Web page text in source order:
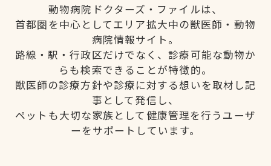
動物病院ドクターズ・ファイルは、
首都圏を中心としてエリア拡大中の獣医師・動物
病院情報サイト。
路線・駅・行政区だけでなく、診療可能な動物か
らも検索できることが特徴的。
獣医師の診療方針や診療に対する想いを取材し記
事として発信し、
ペットも大切な家族として健康管理を行うユーザ
ーをサポートしています。